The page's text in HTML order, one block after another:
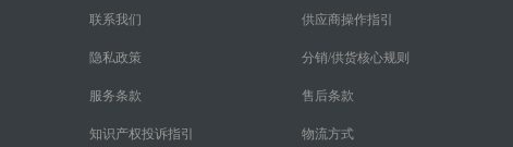
联系我们
隐私政策
服务条款
知识产权投诉指引
供应商操作指引
分销/供货核心规则
售后条款
物流方式